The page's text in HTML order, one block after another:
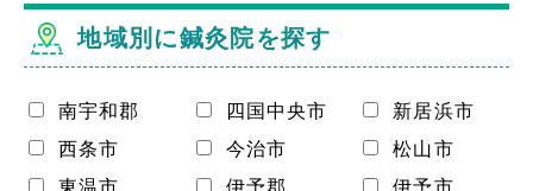
地域別に鍼灸院を探す
南宇和郡 四国中央市
新居浜市
西条市
今治市
松山市
お問い合わせ